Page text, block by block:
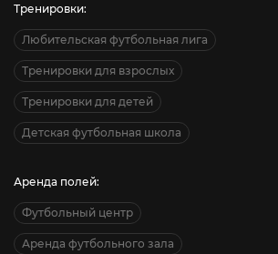
Тренировки:
Любительская футбольная лига
Тренировки для взрослых
Тренировки для детей
Детская футбольная школа
Аренда полей:
Футбольный центр
Аренда футбольного зала